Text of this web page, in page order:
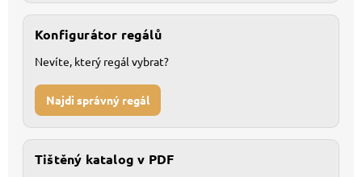
Konfigurátor regálů
Nevíte, který regál vybrat?
Najdi správný regál
Tištěný katalog v PDF